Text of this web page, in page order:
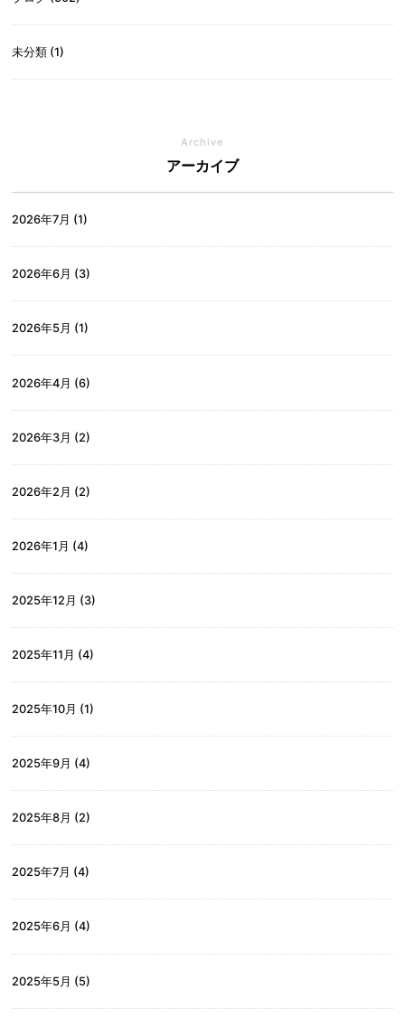
未分類 (1)
Archive
アーカイブ
2026年7月 (1)
2026年6月 (3)
2026年5月 (1)
2026年4月 (6)
2026年3月 (2)
2026年2月 (2)
2026年1月 (4)
2025年12月 (3)
2025年11月 (4)
2025年10月 (1)
2025年9月 (4)
2025年8月 (2)
2025年7月 (4)
2025年6月 (4)
2025年5月 (5)